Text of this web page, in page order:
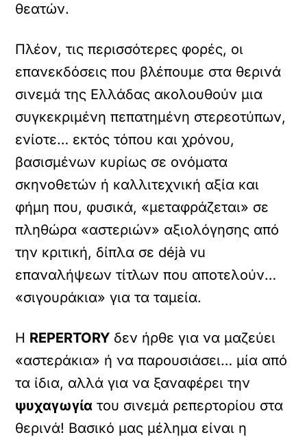
θεατών.
Πλέον, τις περισσότερες φορές, οι
επανεκδόσεις που βλέπουμε στα θερινά
σινεμά της Ελλάδας ακολουθούν μια
συγκεκριμένη πεπατημένη στερεοτύπων,
ενίοτε… εκτός τόπου και χρόνου,
βασισμένων κυρίως σε ονόματα
σκηνοθετών ή καλλιτεχνική αξία και
φήμη που, φυσικά, «μεταφράζεται» σε
πληθώρα «αστεριών» αξιολόγησης από
την κριτική, δίπλα σε déjà vu
επαναλήψεων τίτλων που αποτελούν…
«σιγουράκια» για τα ταμεία.
Η REPERTORY δεν ήρθε για να μαζεύει
«αστεράκια» ή να παρουσιάσει… μία από
τα ίδια, αλλά για να ξαναφέρει την
ψυχαγωγία του σινεμά ρεπερτορίου στα
θερινά! Βασικό μας μέλημα είναι η